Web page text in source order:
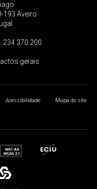
193 Aveiro
234 370 200
gerais
Acessibilidade
Mapa do site